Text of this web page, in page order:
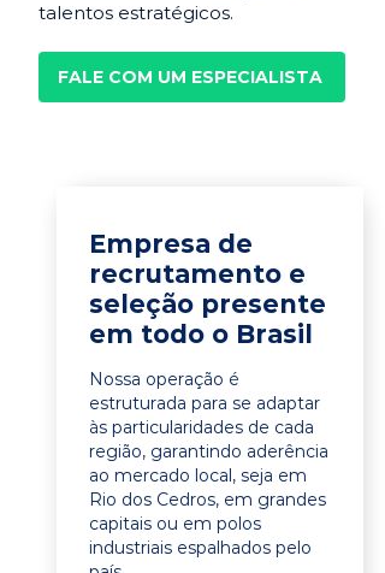
talentos estratégicos.
FALE COM UM ESPECIALISTA
Empresa de
recrutamento e
seleção presente
em todo o Brasil
Nossa operação é
estruturada para se adaptar
às particularidades de cada
região, garantindo aderência
ao mercado local, seja em
Rio dos Cedros, em grandes
capitais ou em polos
industriais espalhados pelo